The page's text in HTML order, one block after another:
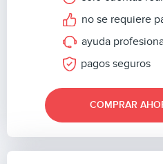
no se requiere
ayuda
pagos seguros
COMPRAR